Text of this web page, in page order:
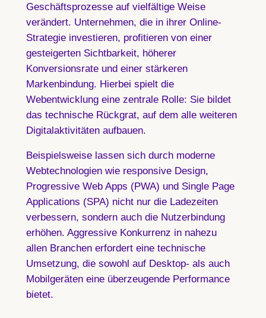
Geschäftsprozesse auf vielfältige Weise
verändert. Unternehmen, die in ihrer Online-
Strategie investieren, profitieren von einer
gesteigerten Sichtbarkeit, höherer
Konversionsrate und einer stärkeren
Markenbindung. Hierbei spielt die
Webentwicklungeine zentrale Rolle: Sie bildet
das technische Rückgrat, auf dem alle weiteren
Digitalaktivitäten aufbauen.
Beispielsweise lassen sich durch moderne
Webtechnologien wie responsive Design,
Progressive Web Apps (PWA) und Single Page
Applications (SPA) nicht nur die Ladezeiten
verbessern, sondern auch die Nutzerbindung
erhöhen. Aggressive Konkurrenz in nahezu
allen Branchen erfordert eine technische
Umsetzung, die sowohl auf Desktop- als auch
Mobilgeräten eine überzeugende Performance
bietet.